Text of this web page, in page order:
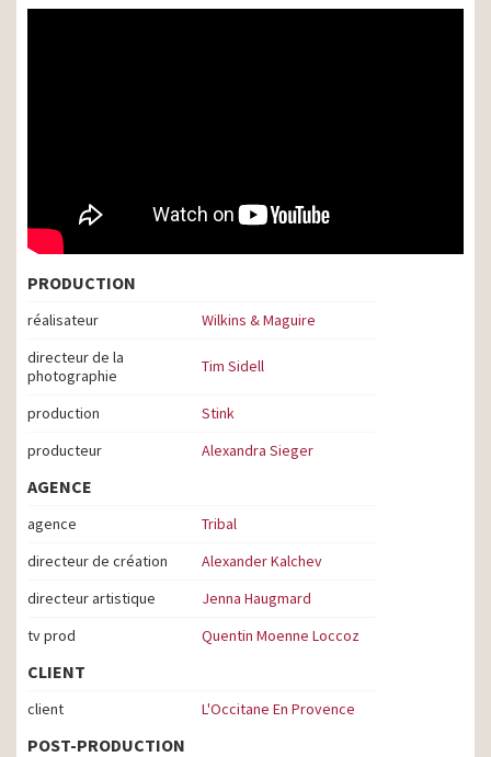
PRODUCTION
réalisateur
Wilkins & Maguire
directeur de la
photographie
Tim Sidell
production
Stink
producteur
Alexandra Sieger
AGENCE
agence
Tribal
directeur de création
Alexander Kalchev
directeur artistique
Jenna Haugmard
tv prod
Quentin Moenne Loccoz
CLIENT
client L'Occitane En Provence
POST-PRODUCTION